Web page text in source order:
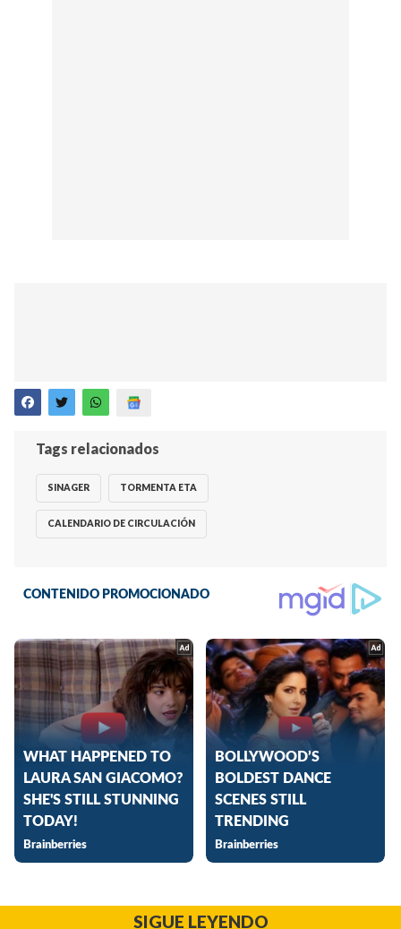
Tags relacionados
SINAGER TORMENTA ETA
CALENDARIO DE CIRCULACIÓN
SIGUE LEYENDO